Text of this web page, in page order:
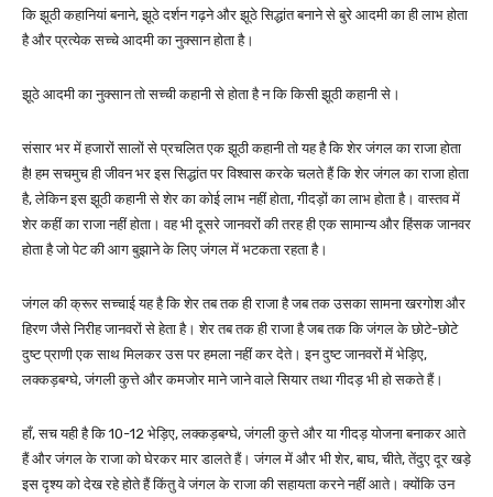
कि झूठी कहानियां बनाने, झूठे दर्शन गढ़ने और झूठे सिद्धांत बनाने से बुरे आदमी का ही लाभ होता
है और प्रत्येक सच्चे आदमी का नुक्सान होता है।
झूठे आदमी का नुक्सान तो सच्ची कहानी से होता है न कि किसी झूठी कहानी से।
संसार भर में हजारों सालों से प्रचलित एक झूठी कहानी तो यह है कि शेर जंगल का राजा होता
है! हम सचमुच ही जीवन भर इस सिद्धांत पर विश्वास करके चलते हैं कि शेर जंगल का राजा होता
है, लेकिन इस झूठी कहानी से शेर का कोई लाभ नहीं होता, गीदड़ों का लाभ होता है। वास्तव में
शेर कहीं का राजा नहीं होता। वह भी दूसरे जानवरों की तरह ही एक सामान्य और हिंसक जानवर
होता है जो पेट की आग बुझाने के लिए जंगल में भटकता रहता है।
जंगल की क्रूर सच्चाई यह है कि शेर तब तक ही राजा है जब तक उसका सामना खरगोश और
हिरण जैसे निरीह जानवरों से हेता है। शेर तब तक ही राजा है जब तक कि जंगल के छोटे-छोटे
दुष्ट प्राणी एक साथ मिलकर उस पर हमला नहीं कर देते। इन दुष्ट जानवरों में भेड़िए,
लक्कड़बग्घे, जंगली कुत्ते और कमजोर माने जाने वाले सियार तथा गीदड़ भी हो सकते हैं।
हाँ, सच यही है कि 10-12 भेड़िए, लक्कड़बग्घे, जंगली कुत्ते और या गीदड़ योजना बनाकर आते
हैं और जंगल के राजा को घेरकर मार डालते हैं। जंगल में और भी शेर, बाघ, चीते, तेंदुए दूर खड़े
इस दृश्य को देख रहे होते हैं किंतु वे जंगल के राजा की सहायता करने नहीं आते। क्योंकि उन